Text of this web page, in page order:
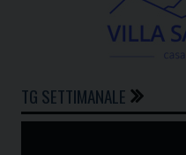
TG SETTIMANALE